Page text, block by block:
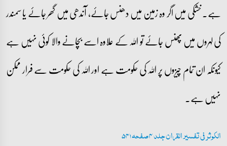
ہے۔ خشکی میں اگر وہ زمین میں دھنس جائے، آندھی میں گھر جائے یا سمندر
کی لہروں میں پھنس جائے تو اللہ کے علاوہ اسے بچانے والا کوئی نہیں ہے
کیونکہ ان تمام چیزوں پر اللہ کی حکومت ہے اور اللہ کی حکومت سے فرار ممکن
نہیں ہے۔
الکوثر فی تفسیر القران جلد 4 صفحہ 541